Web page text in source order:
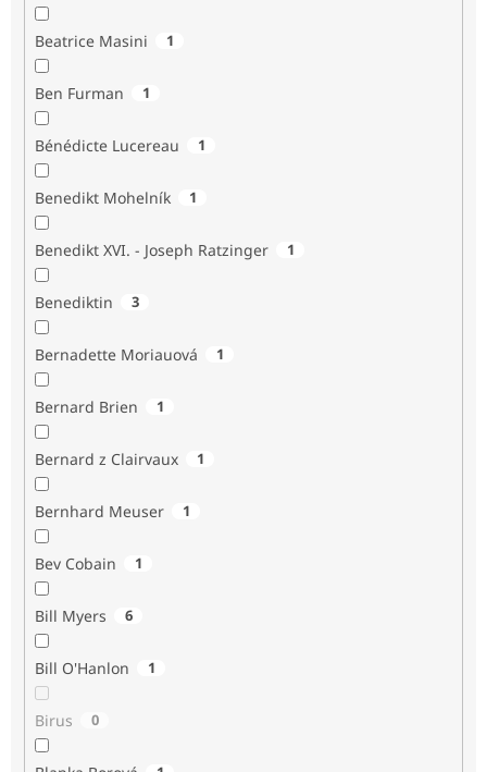
Beatrice Masini 1
Ben Furman 1
Bénédicte Lucereau 1
Benedikt Mohelník 1
Benedikt XVI. - Joseph Ratzinger 1
Benediktin 3
Bernadette Moriauová 1
Bernard Brien 1
Bernard z Clairvaux 1
Bernhard Meuser 1
Bev Cobain 1
Bill Myers 6
Bill O'Hanlon 1
Birus 0